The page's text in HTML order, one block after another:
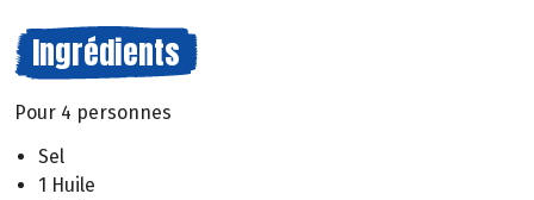
Ingrédients
Pour 4 personnes
Sel
1 Huile